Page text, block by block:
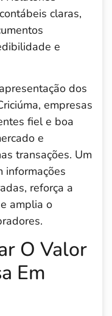
claras,
e
dos
empresas
fiel e boa
e
transações. Um
informações
reforça a
amplia o
O Valor
Em